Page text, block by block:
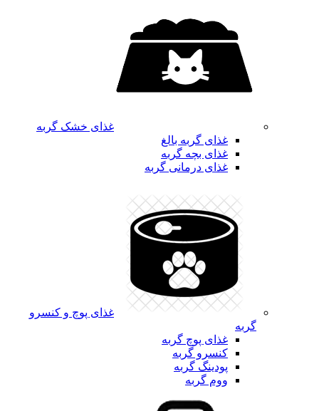
غذای خشک گربه
غذای گربه بالغ
غذای بچه گربه
غذای درمانی گربه
غذای پوچ و کنسرو
گربه
غذای پوچ گربه
کنسرو گربه
پودینگ گربه
ووم گربه